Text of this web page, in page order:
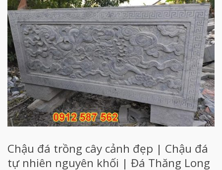
Chậu đá trồng cây cảnh đẹp | Chậu đá
tự nhiên nguyên khối | Đá Thăng Long